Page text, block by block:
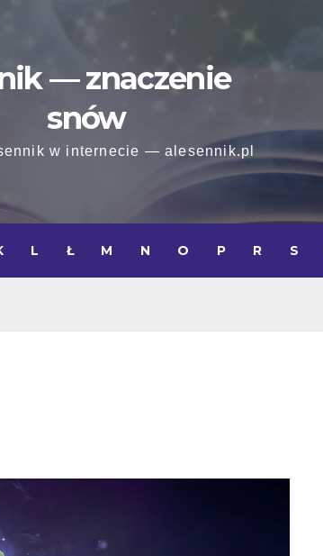
— znaczenie
snów
w internecie — alesennik.pl
L Ł M N O P R S